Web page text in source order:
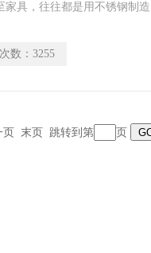
家具，往往都是用不锈钢制造
藏污纳垢的“细菌窝”。
数： 3255
页 末页 跳转到第 页